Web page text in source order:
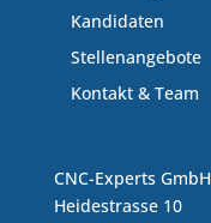
Kandidaten
Stellenangebote
Kontakt & Team
CNC-Experts GmbH
Heidestrasse 10